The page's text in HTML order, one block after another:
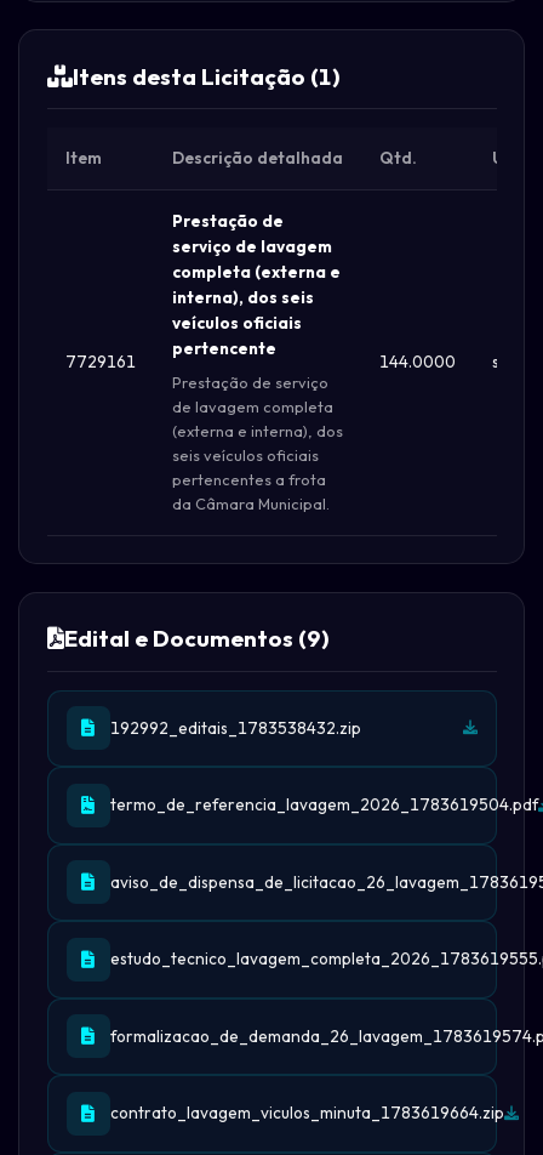
Itens desta Licitação (1)
Item Descrição detalhada Qtd. Unid.
7729161
Prestação de
serviço de lavagem
completa (externa e
interna), dos seis
veículos oficiais
pertencente
Prestação de serviço
de lavagem completa
(externa e interna), dos
seis veículos oficiais
pertencentes a frota
da Câmara Municipal.
144.0000
Edital e Documentos (9)
192992_editais_1783538432.zip
termo_de_referencia_lavagem_2026_1783619504.pdf
contrato_lavagem_viculos_minuta_1783619664.zip